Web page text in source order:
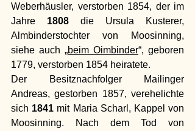
Weberhäusler, verstorben 1854, der im
Jahre 1808 die Ursula Kusterer,
Almbinderstochter von Moosinning,
siehe auch „beim Oimbinder“, geboren
1779, verstorben 1854 heiratete.
Der Besitznachfolger Mailinger
Andreas, gestorben 1857, verehelichte
sich 1841 mit Maria Scharl, Kappel von
Moosinning. Nach dem Tod von